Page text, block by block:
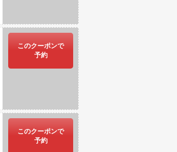
このクーポンで
予約
このクーポンで
予約